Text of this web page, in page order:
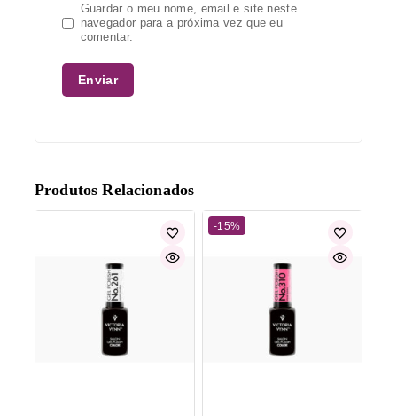
Guardar o meu nome, email e site neste
navegador para a próxima vez que eu
comentar.
Produtos Relacionados
-15%